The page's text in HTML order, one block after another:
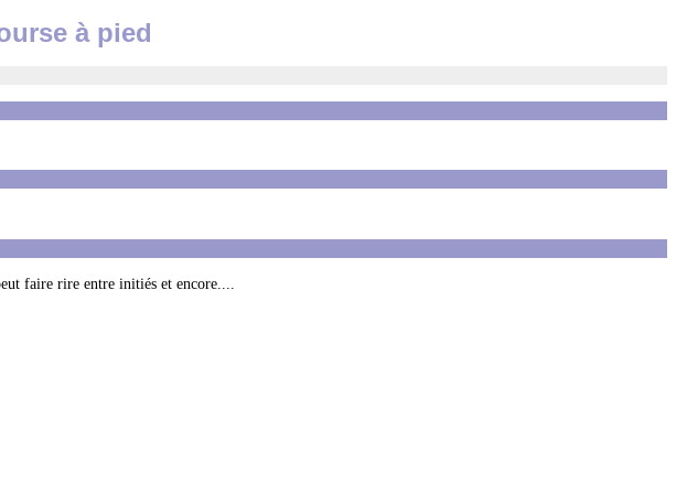
à pied
faire rire entre initiés et encore....